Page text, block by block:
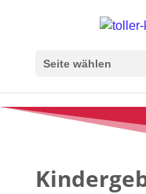
Seite wählen